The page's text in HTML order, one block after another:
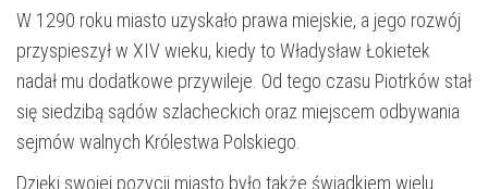
W 1290 roku miasto uzyskało prawa miejskie, a jego rozwój
przyspieszył w XIV wieku, kiedy to Władysław Łokietek
nadał mu dodatkowe przywileje. Od tego czasu Piotrków stał
się siedzibą sądów szlacheckich oraz miejscem odbywania
sejmów walnych Królestwa Polskiego.
Dzięki swojej pozycji miasto było także świadkiem wielu